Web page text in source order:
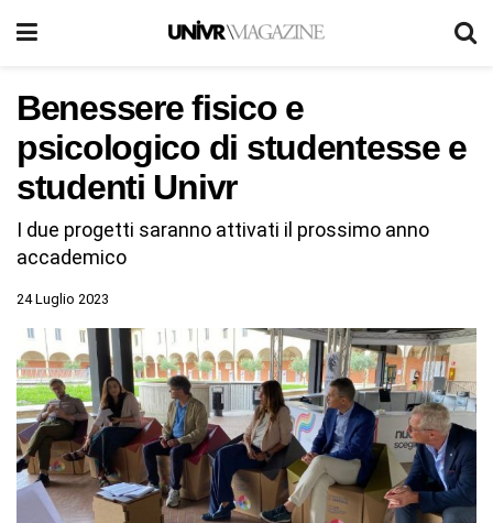
Benessere fisico e
psicologico di studentesse e
studenti Univr
I due progetti saranno attivati il prossimo anno
accademico
24 Luglio 2023